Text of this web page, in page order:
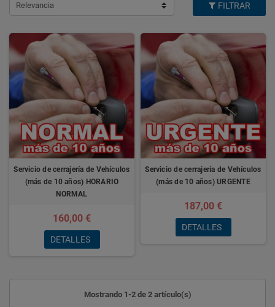
Relevancia FILTRAR
Servicio de cerrajería de Vehículos
(más de 10 años) HORARIO
NORMAL
160,00 €
DETALLES
Servicio de cerrajería de Vehículos
(más de 10 años) URGENTE
187,00 €
DETALLES
Mostrando 1-2 de 2 artículo(s)